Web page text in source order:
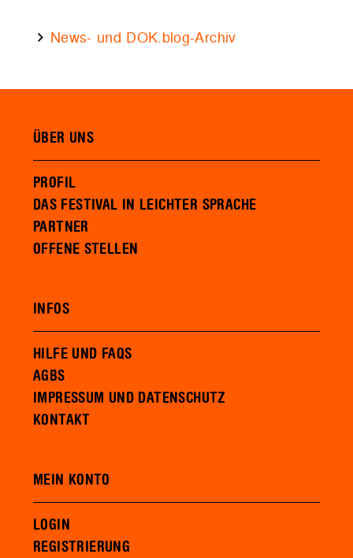
News- und DOK.blog-Archiv
ÜBER UNS
PROFIL
DAS FESTIVAL IN LEICHTER SPRACHE
PARTNER
OFFENE STELLEN
INFOS
HILFE UND FAQS
AGBS
IMPRESSUM UND DATENSCHUTZ
KONTAKT
MEIN KONTO
LOGIN
REGISTRIERUNG